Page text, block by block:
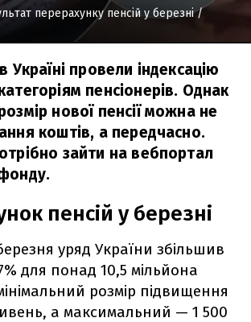
перерахунку пенсій у березні/
Україні провели індексацію
пенсіонерів. Однак
нової пенсії можна не
коштів, а передчасно.
зайти на вебпортал
пенсій у березні
уряд України збільшив
для понад 10,5 мільйона
розмір підвищення
а максимальний — 1 500